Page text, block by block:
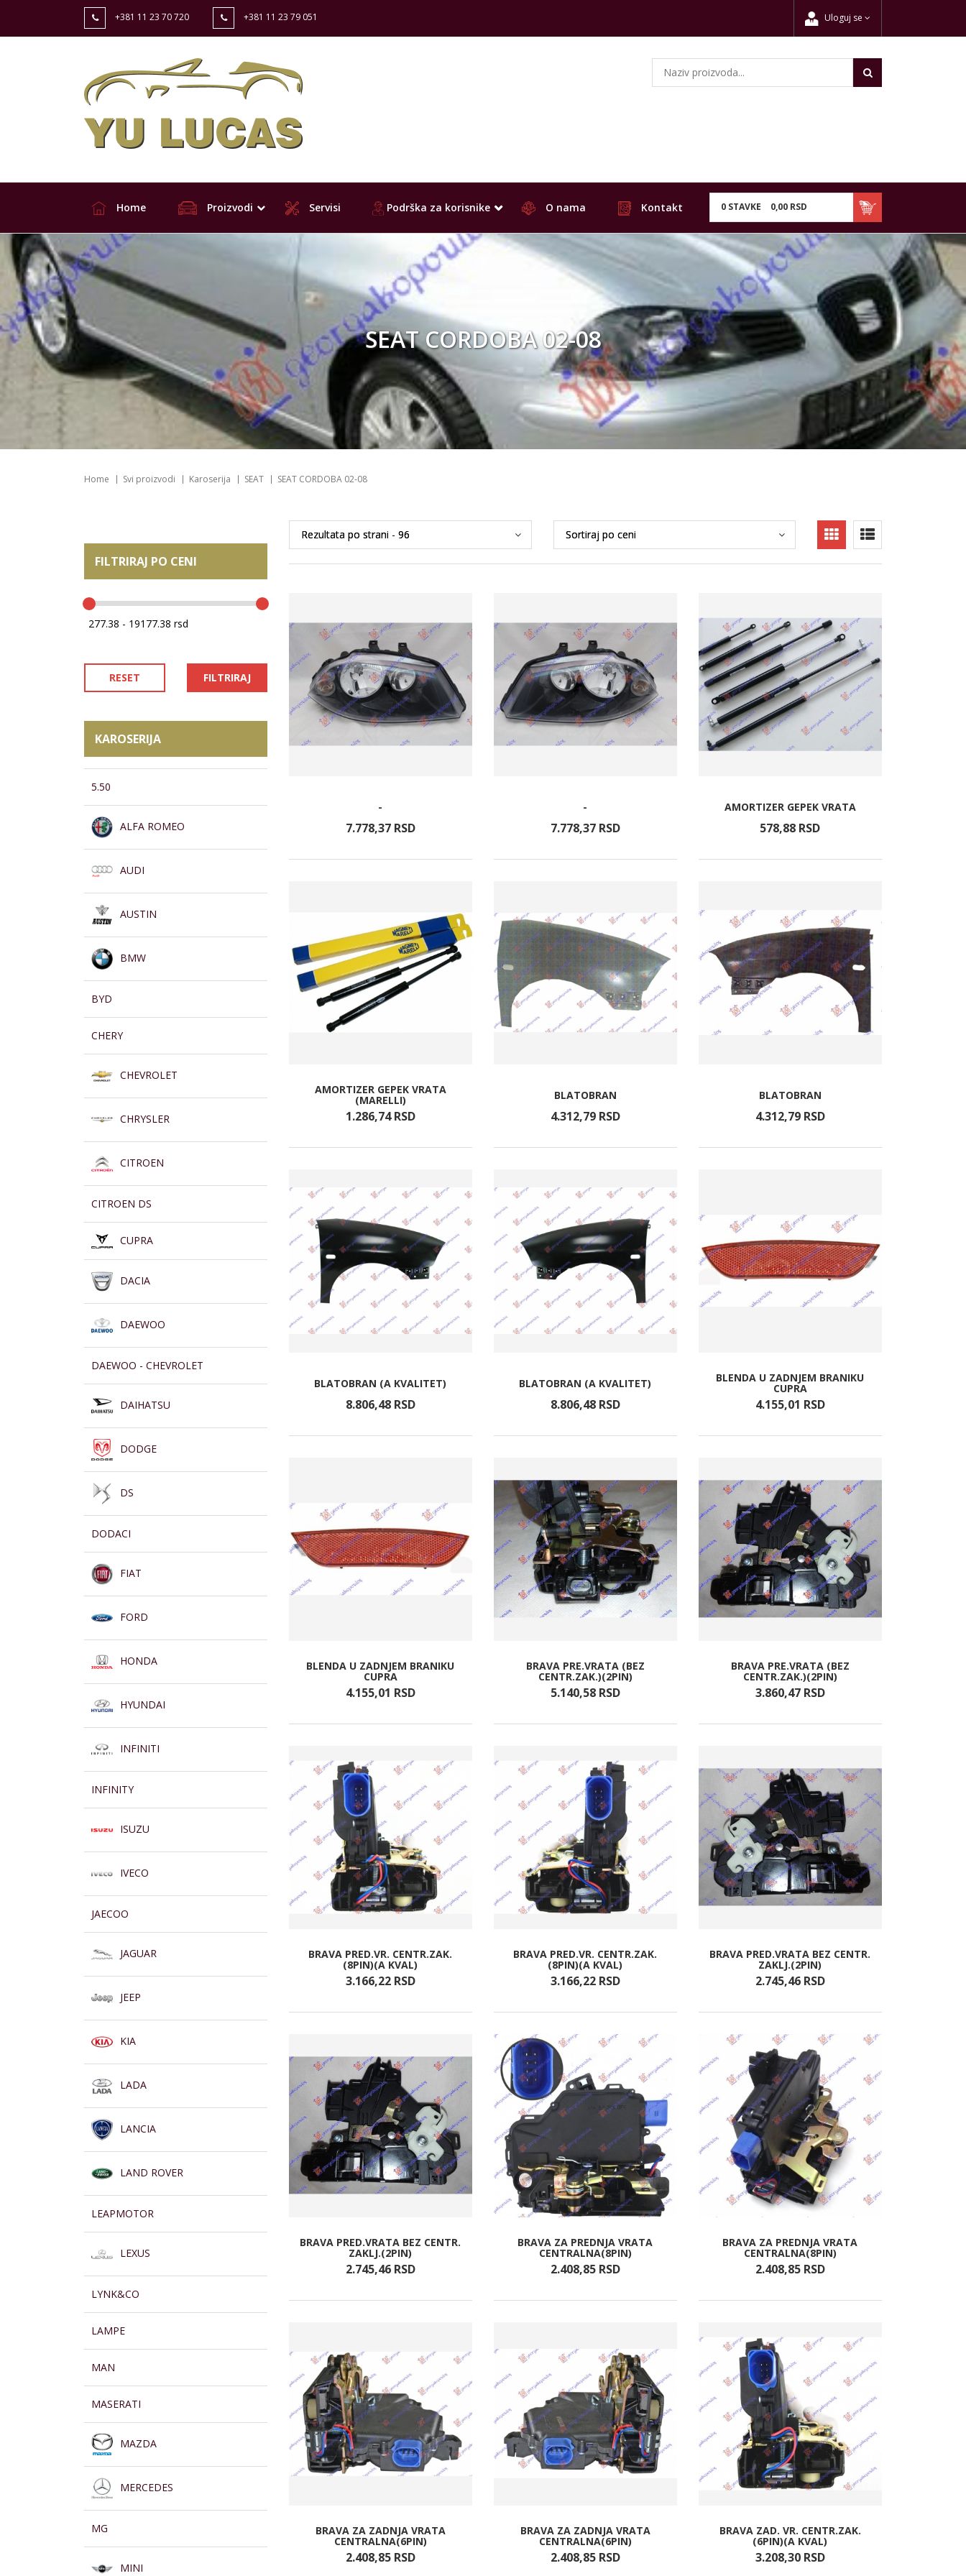
+381 11 23 70 720 +381 11 23 79 051 Uloguj se
0 STAVKE 0,00 RSD
Home Proizvodi Servisi Podrška za korisnike O nama Kontakt
SEAT CORDOBA 02-08
Home Svi proizvodi Karoserija SEAT SEAT CORDOBA 02-08
FILTRIRAJ PO CENI
RESET FILTRIRAJ
KAROSERIJA
5.50
ALFA ROMEO
AUDI
AUSTIN
BMW
BYD
CHERY
CHEVROLET
CHRYSLER
CITROEN
CITROEN DS
CUPRA
DACIA
DAEWOO
DAEWOO - CHEVROLET
DAIHATSU
DODGE
DS
DODACI
FIAT
FORD
HONDA
HYUNDAI
INFINITI
INFINITY
ISUZU
IVECO
JAECOO
JAGUAR
JEEP
KIA
LADA
LANCIA
LAND ROVER
LEAPMOTOR
LEXUS
LYNK&CO
LAMPE
MAN
MASERATI
MAZDA
MERCEDES
MG
MINI
-
7.778,37 RSD
-
7.778,37 RSD
AMORTIZER GEPEK VRATA
578,88 RSD
AMORTIZER GEPEK VRATA
(MARELLI)
1.286,74 RSD
BLATOBRAN
4.312,79 RSD
BLATOBRAN
4.312,79 RSD
BLATOBRAN (A KVALITET)
8.806,48 RSD
BLATOBRAN (A KVALITET)
8.806,48 RSD
BLENDA U ZADNJEM BRANIKU
CUPRA
4.155,01 RSD
BLENDA U ZADNJEM BRANIKU
CUPRA
4.155,01 RSD
BRAVA PRE.VRATA (BEZ
CENTR.ZAK.)(2PIN)
5.140,58 RSD
BRAVA PRE.VRATA (BEZ
CENTR.ZAK.)(2PIN)
3.860,47 RSD
BRAVA PRED.VR. CENTR.ZAK.
(8PIN)(A KVAL)
3.166,22 RSD
BRAVA PRED.VR. CENTR.ZAK.
(8PIN)(A KVAL)
3.166,22 RSD
BRAVA PRED.VRATA BEZ CENTR.
ZAKLJ.(2PIN)
2.745,46 RSD
BRAVA PRED.VRATA BEZ CENTR.
ZAKLJ.(2PIN)
2.745,46 RSD
BRAVA ZA PREDNJA VRATA
CENTRALNA(8PIN)
2.408,85 RSD
BRAVA ZA PREDNJA VRATA
CENTRALNA(8PIN)
2.408,85 RSD
BRAVA ZA ZADNJA VRATA
CENTRALNA(6PIN)
2.408,85 RSD
BRAVA ZA ZADNJA VRATA
CENTRALNA(6PIN)
2.408,85 RSD
BRAVA ZAD. VR. CENTR.ZAK.
(6PIN)(A KVAL)
3.208,30 RSD